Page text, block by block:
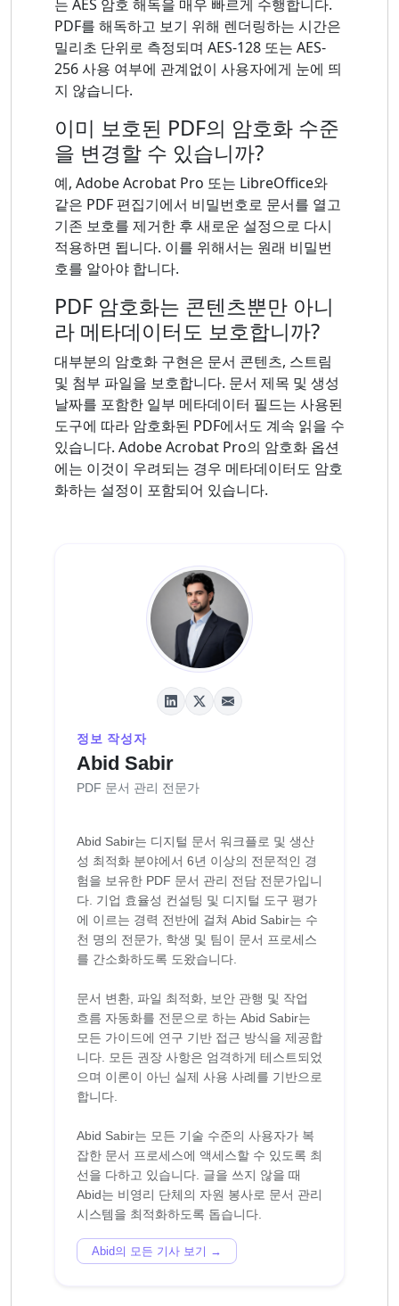
는 AES 암호 해독을 매우 빠르게 수행합니다.
PDF를 해독하고 보기 위해 렌더링하는 시간은
밀리초 단위로 측정되며 AES-128 또는 AES-
256 사용 여부에 관계없이 사용자에게 눈에 띄
지 않습니다.
이미 보호된 PDF의 암호화 수준
을 변경할 수 있습니까?
예, Adobe Acrobat Pro 또는 LibreOffice와
같은 PDF 편집기에서 비밀번호로 문서를 열고
기존 보호를 제거한 후 새로운 설정으로 다시
적용하면 됩니다. 이를 위해서는 원래 비밀번
호를 알아야 합니다.
PDF 암호화는 콘텐츠뿐만 아니
라 메타데이터도 보호합니까?
대부분의 암호화 구현은 문서 콘텐츠, 스트림
및 첨부 파일을 보호합니다. 문서 제목 및 생성
날짜를 포함한 일부 메타데이터 필드는 사용된
도구에 따라 암호화된 PDF에서도 계속 읽을 수
있습니다. Adobe Acrobat Pro의 암호화 옵션
에는 이것이 우려되는 경우 메타데이터도 암호
화하는 설정이 포함되어 있습니다.
정보 작성자
Abid Sabir
PDF 문서 관리 전문가
Abid Sabir는 디지털 문서 워크플로 및 생산
성 최적화 분야에서 6년 이상의 전문적인 경
험을 보유한 PDF 문서 관리 전담 전문가입니
다. 기업 효율성 컨설팅 및 디지털 도구 평가
에 이르는 경력 전반에 걸쳐 Abid Sabir는 수
천 명의 전문가, 학생 및 팀이 문서 프로세스
를 간소화하도록 도왔습니다.
문서 변환, 파일 최적화, 보안 관행 및 작업
흐름 자동화를 전문으로 하는 Abid Sabir는
모든 가이드에 연구 기반 접근 방식을 제공합
니다. 모든 권장 사항은 엄격하게 테스트되었
으며 이론이 아닌 실제 사용 사례를 기반으로
합니다.
Abid Sabir는 모든 기술 수준의 사용자가 복
잡한 문서 프로세스에 액세스할 수 있도록 최
선을 다하고 있습니다. 글을 쓰지 않을 때
Abid는 비영리 단체의 자원 봉사로 문서 관리
Abid의 모든 기사 보기 →